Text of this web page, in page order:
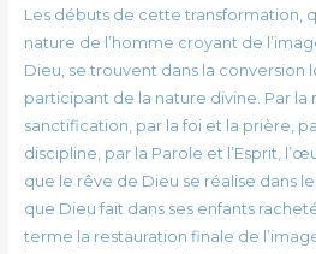
Les débuts de cette transformation,
nature de l’homme croyant de
Dieu, se trouvent dans la conversion
participant de la nature divine. Par la
sanctification, par la foi et la prière,
discipline, par la Parole et l’Esprit,
que le rêve de Dieu se réalise dans
que Dieu fait dans ses enfants
terme la restauration finale de